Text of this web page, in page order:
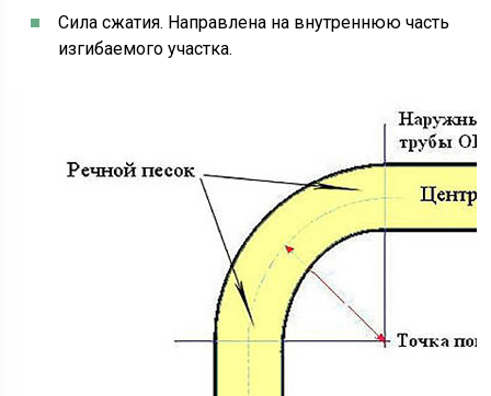
Сила сжатия. Направлена на внутреннюю часть
изгибаемого участка.